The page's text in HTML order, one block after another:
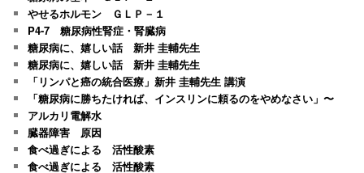
やせるホルモン ＧＬＰ－１
P4-7 糖尿病性腎症・腎臓病
糖尿病に、嬉しい話 新井 圭輔先生
糖尿病に、嬉しい話 新井 圭輔先生
「リンパと癌の統合医療」新井 圭輔先生 講演
「糖尿病に勝ちたければ、インスリンに頼るのをやめなさい」〜
アルカリ電解水
臓器障害 原因
食べ過ぎによる 活性酸素
食べ過ぎによる 活性酸素